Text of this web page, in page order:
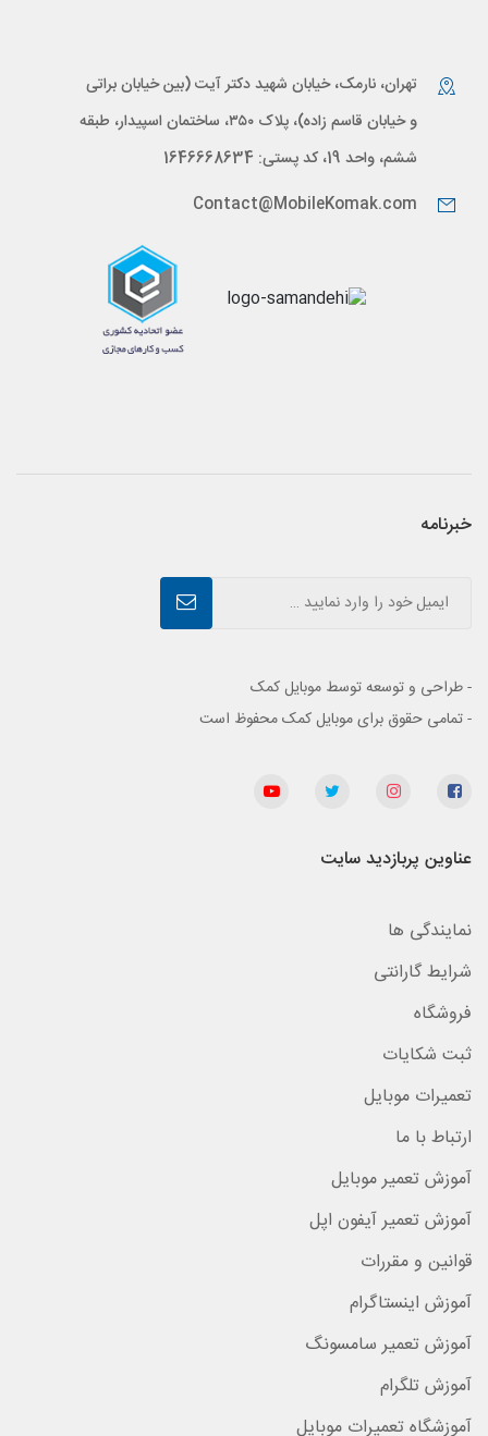
تهران، نارمک، خیابان شهید دکتر آیت (بین خیابان براتی
و خیابان قاسم زاده)، پلاک ۳۵۰، ساختمان اسپیدار، طبقه
ششم، واحد 19، کد پستی: 1646668634
Contact@MobileKomak.com
خبرنامه
- طراحی و توسعه توسط موبایل کمک
- تمامی حقوق برای موبایل کمک محفوظ است
عناوین پربازدید سایت
نمایندگی ها
شرایط گارانتی
فروشگاه
ثبت شکایات
تعمیرات موبایل
ارتباط با ما
آموزش تعمیر موبایل
آموزش تعمیر آیفون اپل
قوانین و مقررات
آموزش اینستاگرام
آموزش تعمیر سامسونگ
آموزش تلگرام
آموزشگاه تعمیرات موبایل